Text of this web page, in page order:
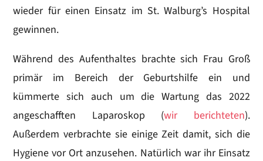
wieder für einen Einsatz im St. Walburg’s Hospital
gewinnen.
Während des Aufenthaltes brachte sich Frau Groß
primär im Bereich der Geburtshilfe ein und
kümmerte sich auch um die Wartung das 2022
angeschafften Laparoskop (wir berichteten).
Außerdem verbrachte sie einige Zeit damit, sich die
Hygiene vor Ort anzusehen. Natürlich war ihr Einsatz